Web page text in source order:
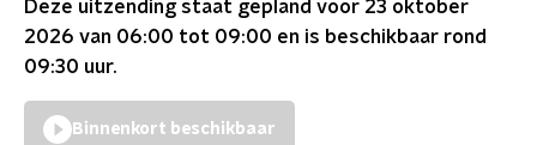
Deze uitzending staat gepland voor 23 oktober
2026 van 06:00 tot 09:00 en is beschikbaar rond
09:30 uur.
Binnenkort beschikbaar